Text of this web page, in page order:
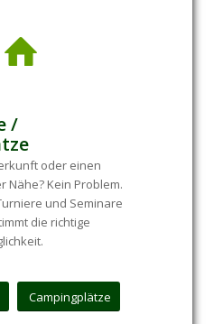
/
oder einen
Nähe? Kein Problem.
und Seminare
die richtige
Campingplätze